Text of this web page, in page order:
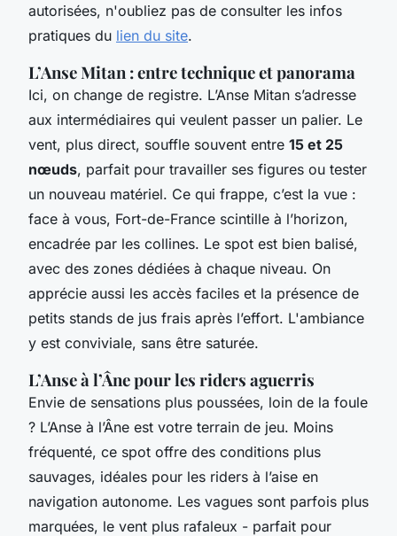
autorisées, n'oubliez pas de consulter les infos
pratiques du lien du site.
L’Anse Mitan : entre technique et panorama
Ici, on change de registre. L’Anse Mitan s’adresse
aux intermédiaires qui veulent passer un palier. Le
vent, plus direct, souffle souvent entre 15 et 25
nœuds, parfait pour travailler ses figures ou tester
un nouveau matériel. Ce qui frappe, c’est la vue :
face à vous, Fort-de-France scintille à l’horizon,
encadrée par les collines. Le spot est bien balisé,
avec des zones dédiées à chaque niveau. On
apprécie aussi les accès faciles et la présence de
petits stands de jus frais après l’effort. L'ambiance
y est conviviale, sans être saturée.
L’Anse à l’Âne pour les riders aguerris
Envie de sensations plus poussées, loin de la foule
? L’Anse à l’Âne est votre terrain de jeu. Moins
fréquenté, ce spot offre des conditions plus
sauvages, idéales pour les riders à l’aise en
navigation autonome. Les vagues sont parfois plus
marquées, le vent plus rafaleux - parfait pour